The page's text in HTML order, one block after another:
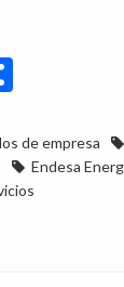
de empresa
Endesa